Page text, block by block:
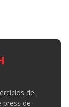
de
press de